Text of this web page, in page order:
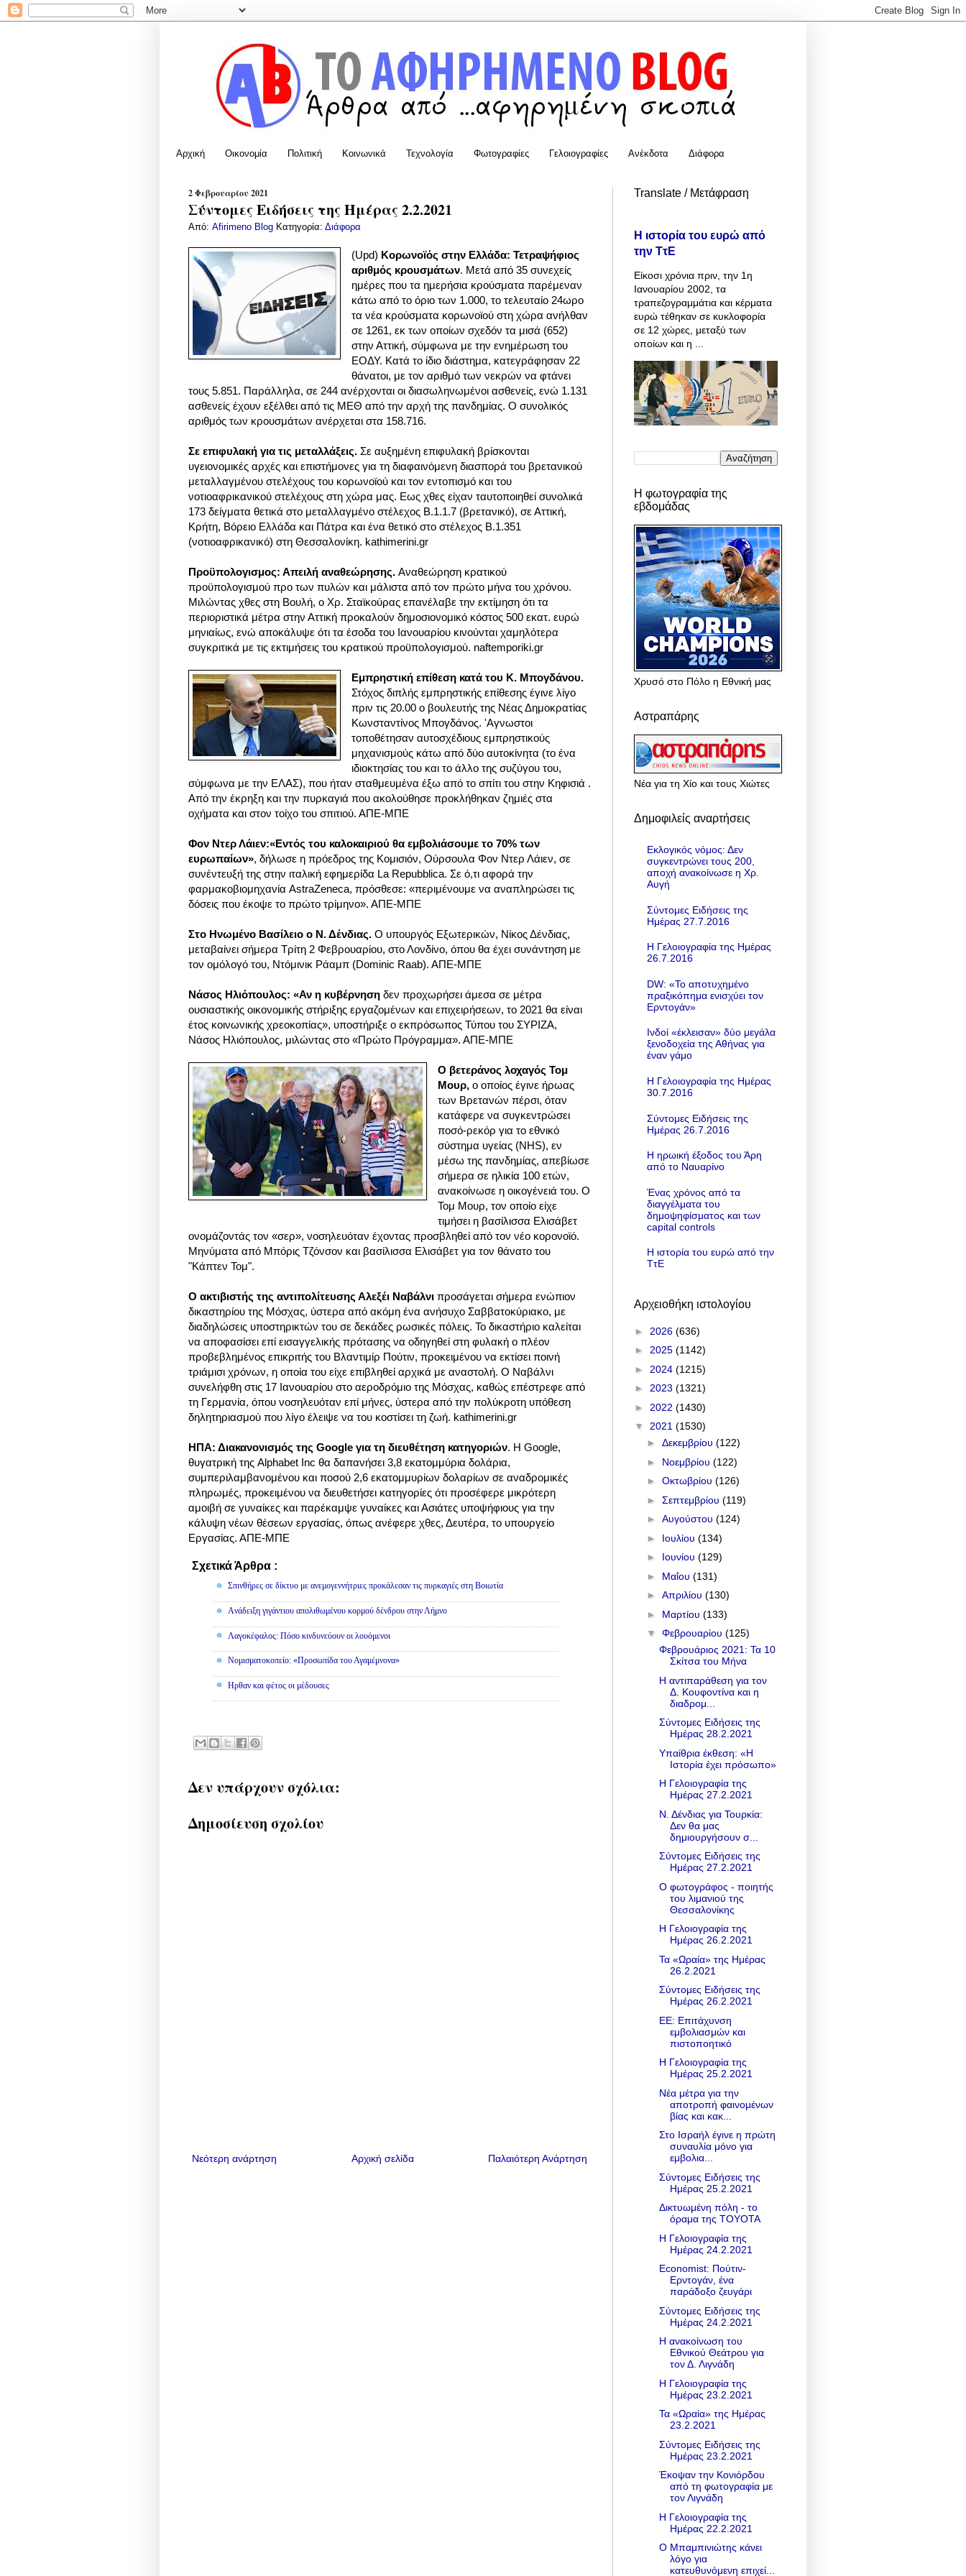
Αρχική Οικονομία Πολιτική Κοινωνικά Τεχνολογία Φωτογραφίες Γελοιογραφίες Ανέκδοτα Διάφορα
2 Φεβρουαρίου 2021
Σύντομες Ειδήσεις της Ημέρας 2.2.2021
Από: Afirimeno Blog Κατηγορία: Διάφορα
(Upd) Κορωνοϊός στην Ελλάδα: Τετραψήφιος
αριθμός κρουσμάτων. Μετά από 35 συνεχείς
ημέρες που τα ημερήσια κρούσματα παρέμεναν
κάτω από το όριο των 1.000, το τελευταίο 24ωρο
τα νέα κρούσματα κορωνοϊού στη χώρα ανήλθαν
σε 1261, εκ των οποίων σχεδόν τα μισά (652)
στην Αττική, σύμφωνα με την ενημέρωση του
ΕΟΔΥ. Κατά το ίδιο διάστημα, κατεγράφησαν 22
θάνατοι, με τον αριθμό των νεκρών να φτάνει
τους 5.851. Παράλληλα, σε 244 ανέρχονται οι διασωληνωμένοι ασθενείς, ενώ 1.131
ασθενείς έχουν εξέλθει από τις ΜΕΘ από την αρχή της πανδημίας. Ο συνολικός
αριθμός των κρουσμάτων ανέρχεται στα 158.716.
Σε επιφυλακή για τις μεταλλάξεις. Σε αυξημένη επιφυλακή βρίσκονται
υγειονομικές αρχές και επιστήμονες για τη διαφαινόμενη διασπορά του βρετανικού
μεταλλαγμένου στελέχους του κορωνοϊού και τον εντοπισμό και του
νοτιοαφρικανικού στελέχους στη χώρα μας. Εως χθες είχαν ταυτοποιηθεί συνολικά
173 δείγματα θετικά στο μεταλλαγμένο στέλεχος B.1.1.7 (βρετανικό), σε Αττική,
Κρήτη, Βόρειο Ελλάδα και Πάτρα και ένα θετικό στο στέλεχος B.1.351
(νοτιοαφρικανικό) στη Θεσσαλονίκη. kathimerini.gr
Προϋπολογισμος: Απειλή αναθεώρησης. Αναθεώρηση κρατικού
προϋπολογισμού προ των πυλών και μάλιστα από τον πρώτο μήνα του χρόνου.
Μιλώντας χθες στη Βουλή, ο Χρ. Σταϊκούρας επανέλαβε την εκτίμηση ότι τα
περιοριστικά μέτρα στην Αττική προκαλούν δημοσιονομικό κόστος 500 εκατ. ευρώ
μηνιαίως, ενώ αποκάλυψε ότι τα έσοδα του Ιανουαρίου κινούνται χαμηλότερα
συγκριτικά με τις εκτιμήσεις του κρατικού προϋπολογισμού. naftemporiki.gr
Εμπρηστική επίθεση κατά του Κ. Μπογδάνου.
Στόχος διπλής εμπρηστικής επίθεσης έγινε λίγο
πριν τις 20.00 ο βουλευτής της Νέας Δημοκρατίας
Κωνσταντίνος Μπογδάνος. 'Αγνωστοι
τοποθέτησαν αυτοσχέδιους εμπρηστικούς
μηχανισμούς κάτω από δύο αυτοκίνητα (το ένα
ιδιοκτησίας του και το άλλο της συζύγου του,
σύμφωνα με την ΕΛΑΣ), που ήταν σταθμευμένα έξω από το σπίτι του στην Κηφισιά .
Από την έκρηξη και την πυρκαγιά που ακολούθησε προκλήθηκαν ζημιές στα
οχήματα και στον τοίχο του σπιτιού. ΑΠΕ-ΜΠΕ
Φον Ντερ Λάιεν:«Εντός του καλοκαιριού θα εμβολιάσουμε το 70% των
ευρωπαίων», δήλωσε η πρόεδρος της Κομισιόν, Ούρσουλα Φον Ντερ Λάιεν, σε
συνέντευξή της στην ιταλική εφημερίδα La Repubblica. Σε ό,τι αφορά την
φαρμακοβιομηχανία AstraZeneca, πρόσθεσε: «περιμένουμε να αναπληρώσει τις
δόσεις που έκοψε το πρώτο τρίμηνο». ΑΠΕ-ΜΠΕ
Στο Ηνωμένο Βασίλειο ο Ν. Δένδιας. Ο υπουργός Εξωτερικών, Νίκος Δένδιας,
μεταβαίνει σήμερα Τρίτη 2 Φεβρουαρίου, στο Λονδίνο, όπου θα έχει συνάντηση με
τον ομόλογό του, Ντόμινικ Ράαμπ (Dominic Raab). ΑΠΕ-ΜΠΕ
Νάσος Ηλιόπουλος: «Αν η κυβέρνηση δεν προχωρήσει άμεσα σε μέτρα
ουσιαστικής οικονομικής στήριξης εργαζομένων και επιχειρήσεων, το 2021 θα είναι
έτος κοινωνικής χρεοκοπίας», υποστήριξε ο εκπρόσωπος Τύπου του ΣΥΡΙΖΑ,
Νάσος Ηλιόπουλος, μιλώντας στο «Πρώτο Πρόγραμμα». ΑΠΕ-ΜΠΕ
Ο βετεράνος λοχαγός Τομ
Μουρ, ο οποίος έγινε ήρωας
των Βρετανών πέρσι, όταν
κατάφερε να συγκεντρώσει
ποσό-ρεκόρ για το εθνικό
σύστημα υγείας (NHS), εν
μέσω της πανδημίας, απεβίωσε
σήμερα σε ηλικία 100 ετών,
ανακοίνωσε η οικογένειά του. Ο
Τομ Μουρ, τον οποίο είχε
τιμήσει η βασίλισσα Ελισάβετ
ονομάζοντάς τον «σερ», νοσηλευόταν έχοντας προσβληθεί από τον νέο κορονοϊό.
Μηνύματα από Μπόρις Τζόνσον και βασίλισσα Ελισάβετ για τον θάνατο του
"Κάπτεν Τομ".
Ο ακτιβιστής της αντιπολίτευσης Αλεξέι Ναβάλνι προσάγεται σήμερα ενώπιον
δικαστηρίου της Μόσχας, ύστερα από ακόμη ένα ανήσυχο Σαββατοκύριακο, με
διαδηλώσεις υποστηρικτών του σε δεκάδες ρωσικές πόλεις. Το δικαστήριο καλείται
να αποφασίσει επί εισαγγελικής πρότασης να οδηγηθεί στη φυλακή ο πλέον
προβεβλημένος επικριτής του Βλαντιμίρ Πούτιν, προκειμένου να εκτίσει ποινή
τριάμισι χρόνων, η οποία του είχε επιβληθεί αρχικά με αναστολή. Ο Ναβάλνι
συνελήφθη στις 17 Ιανουαρίου στο αεροδρόμιο της Μόσχας, καθώς επέστρεφε από
τη Γερμανία, όπου νοσηλευόταν επί μήνες, ύστερα από την πολύκροτη υπόθεση
δηλητηριασμού που λίγο έλειψε να του κοστίσει τη ζωή. kathimerini.gr
ΗΠΑ: Διακανονισμός της Google για τη διευθέτηση κατηγοριών. Η Google,
θυγατρική της Alphabet Inc θα δαπανήσει 3,8 εκατομμύρια δολάρια,
συμπεριλαμβανομένου και ποσού 2,6 εκατομμυρίων δολαρίων σε αναδρομικές
πληρωμές, προκειμένου να διευθετήσει κατηγορίες ότι προσέφερε μικρότερη
αμοιβή σε γυναίκες και παρέκαμψε γυναίκες και Ασιάτες υποψήφιους για την
κάλυψη νέων θέσεων εργασίας, όπως ανέφερε χθες, Δευτέρα, το υπουργείο
Εργασίας. ΑΠΕ-ΜΠΕ
Σχετικά Άρθρα :
Σπινθήρες σε δίκτυο με ανεμογεννήτριες προκάλεσαν τις πυρκαγιές στη Βοιωτία
Aνάδειξη γιγάντιου απολιθωμένου κορμού δένδρου στην Λήμνο
Λαγοκέφαλος: Πόσο κινδυνεύουν οι λουόμενοι
Νομισματοκοπείο: «Προσωπίδα του Αγαμέμνονα»
Ηρθαν και φέτος οι μέδουσες
Δεν υπάρχουν σχόλια:
Δημοσίευση σχολίου
Νεότερη ανάρτηση Παλαιότερη Ανάρτηση
Αρχική σελίδα
Translate / Μετάφραση
Η ιστορία του ευρώ από
την ΤτΕ
Είκοσι χρόνια πριν, την 1η
Ιανουαρίου 2002, τα
τραπεζογραμμάτια και κέρματα
ευρώ τέθηκαν σε κυκλοφορία
σε 12 χώρες, μεταξύ των
οποίων και η ...
Η φωτογραφία της
εβδομάδας
Χρυσό στο Πόλο η Εθνική μας
Αστραπάρης
Νέα για τη Χίο και τους Χιώτες
Δημοφιλείς αναρτήσεις
Εκλογικός νόμος: Δεν
συγκεντρώνει τους 200,
αποχή ανακοίνωσε η Χρ.
Αυγή
Σύντομες Ειδήσεις της
Ημέρας 27.7.2016
Η Γελοιογραφία της Ημέρας
26.7.2016
DW: «To αποτυχημένο
πραξικόπημα ενισχύει τον
Ερντογάν»
Ινδοί «έκλεισαν» δύο μεγάλα
ξενοδοχεία της Αθήνας για
έναν γάμο
Η Γελοιογραφία της Ημέρας
30.7.2016
Σύντομες Ειδήσεις της
Ημέρας 26.7.2016
Η ηρωική έξοδος του Άρη
από το Ναυαρίνο
Ένας χρόνος από τα
διαγγέλματα του
δημοψηφίσματος και των
capital controls
Η ιστορία του ευρώ από την
ΤτΕ
Αρχειοθήκη ιστολογίου
► 2026 (636)
► 2025 (1142)
► 2024 (1215)
► 2023 (1321)
► 2022 (1430)
▼ 2021 (1530)
► Δεκεμβρίου (122)
► Νοεμβρίου (122)
► Οκτωβρίου (126)
► Σεπτεμβρίου (119)
► Αυγούστου (124)
► Ιουλίου (134)
► Ιουνίου (129)
► Μαΐου (131)
► Απριλίου (130)
► Μαρτίου (133)
▼ Φεβρουαρίου (125)
Φεβρουάριος 2021: Τα 10
Σκίτσα του Μήνα
Η αντιπαράθεση για τον
Δ. Κουφοντίνα και η
διαδρομ...
Σύντομες Ειδήσεις της
Ημέρας 28.2.2021
Υπαίθρια έκθεση: «Η
Ιστορία έχει πρόσωπο»
Η Γελοιογραφία της
Ημέρας 27.2.2021
Ν. Δένδιας για Τουρκία:
Δεν θα μας
δημιουργήσουν σ...
Σύντομες Ειδήσεις της
Ημέρας 27.2.2021
Ο φωτογράφος - ποιητής
του λιμανιού της
Θεσσαλονίκης
Η Γελοιογραφία της
Ημέρας 26.2.2021
Τα «Ωραία» της Ημέρας
26.2.2021
Σύντομες Ειδήσεις της
Ημέρας 26.2.2021
ΕΕ: Επιτάχυνση
εμβολιασμών και
πιστοποητικό
Η Γελοιογραφία της
Ημέρας 25.2.2021
Νέα μέτρα για την
αποτροπή φαινομένων
βίας και κακ...
Στο Ισραήλ έγινε η πρώτη
συναυλία μόνο για
εμβολια...
Σύντομες Ειδήσεις της
Ημέρας 25.2.2021
Δικτυωμένη πόλη - το
όραμα της TOYOTA
Η Γελοιογραφία της
Ημέρας 24.2.2021
Economist: Πούτιν-
Ερντογάν, ένα
παράδοξο ζευγάρι
Σύντομες Ειδήσεις της
Ημέρας 24.2.2021
Η ανακοίνωση του
Εθνικού Θεάτρου για
τον Δ. Λιγνάδη
Η Γελοιογραφία της
Ημέρας 23.2.2021
Τα «Ωραία» της Ημέρας
23.2.2021
Σύντομες Ειδήσεις της
Ημέρας 23.2.2021
Έκοψαν την Κονιόρδου
από τη φωτογραφία με
τον Λιγνάδη
Η Γελοιογραφία της
Ημέρας 22.2.2021
Ο Μπαμπινιώτης κάνει
λόγο για
κατευθυνόμενη επιχεί...